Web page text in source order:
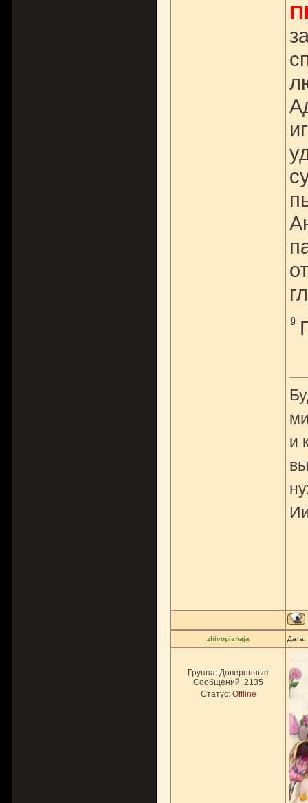
и
zhivopisnaja Дата:
Группа: Доверенные
Сообщений: 2135
Статус: Offline